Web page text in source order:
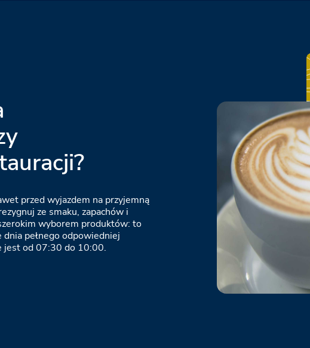
przed wyjazdem na przyjemną
ze smaku, zapachów i
wyborem produktów: to
pełnego odpowiedniej
jest od 07:30 do 10:00.